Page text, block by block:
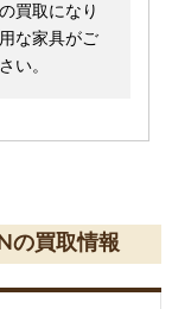
買取になり
な家具がご
い。
買取情報